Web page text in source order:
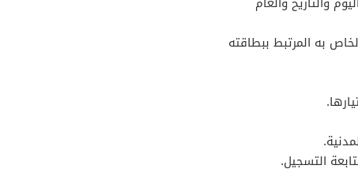
به المرتبط ببطاقته
التسجيل.